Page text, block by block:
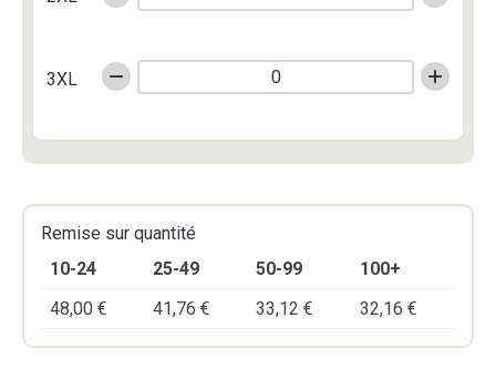
3XL
Remise sur quantité
10-24
25-49 50-99
100+
48,00 € 41,76 € 33,12 € 32,16 €